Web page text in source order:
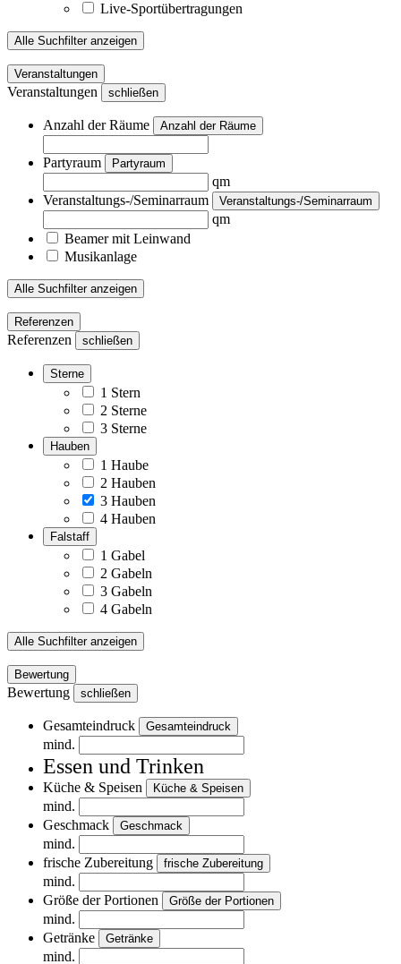
Live-Sportübertragungen
Alle Suchfilter anzeigen
Veranstaltungen
Veranstaltungen schließen
Anzahl der Räume Anzahl der Räume
Partyraum Partyraum
qm
Veranstaltungs-/Seminarraum
Veranstaltungs-/Seminarraum
qm
Beamer mit Leinwand
Musikanlage
Alle Suchfilter anzeigen
Referenzen
Referenzen schließen
Sterne
1 Stern
2 Sterne
3 Sterne
Hauben
1 Haube
2 Hauben
3 Hauben
4 Hauben
Falstaff
1 Gabel
2 Gabeln
3 Gabeln
4 Gabeln
Alle Suchfilter anzeigen
Bewertung
Bewertung schließen
Gesamteindruck Gesamteindruck
mind.
Essen und Trinken
Küche & Speisen Küche & Speisen
mind.
Geschmack
Geschmack
mind.
frische Zubereitung
frische Zubereitung
mind.
Größe der Portionen
Größe der Portionen
mind.
Getränke
Getränke
mind.